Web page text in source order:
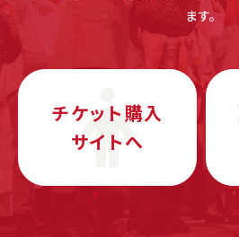
ます。
チケット購入
サイトへ